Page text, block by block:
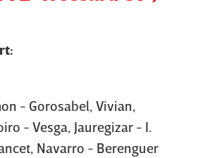
- Gorosabel, Vivian,
- Vesga, Jauregizar - I.
Navarro - Berenguer